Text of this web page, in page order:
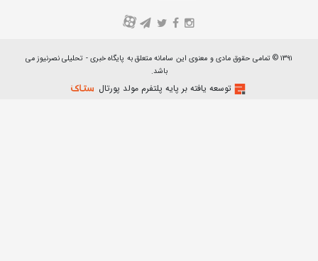
A
۱۳۹۱ © تمامی حقوق مادی و معنوی این سامانه متعلق به پایگاه خبری - تحلیلی نصرنیوز می
باشد.
توسعه یافته بر پایه پلتفرم مولد پورتال